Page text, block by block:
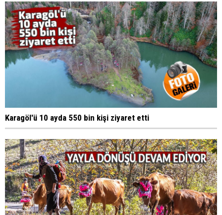
Karagöl'ü 10 ayda 550 bin kişi ziyaret etti